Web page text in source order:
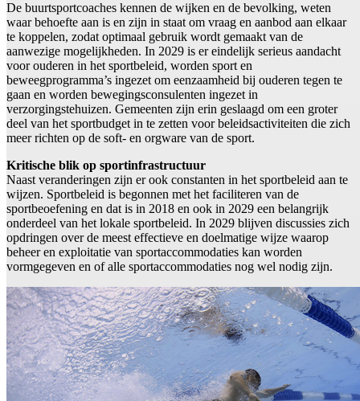
De buurtsportcoaches kennen de wijken en de bevolking, weten
waar behoefte aan is en zijn in staat om vraag en aanbod aan elkaar
te koppelen, zodat optimaal gebruik wordt gemaakt van de
aanwezige mogelijkheden. In 2029 is er eindelijk serieus aandacht
voor ouderen in het sportbeleid, worden sport en
beweegprogramma’s ingezet om eenzaamheid bij ouderen tegen te
gaan en worden bewegingsconsulenten ingezet in
verzorgingstehuizen. Gemeenten zijn erin geslaagd om een groter
deel van het sportbudget in te zetten voor beleidsactiviteiten die zich
meer richten op de soft- en orgware van de sport.
Kritische blik op sportinfrastructuur
Naast veranderingen zijn er ook constanten in het sportbeleid aan te
wijzen. Sportbeleid is begonnen met het faciliteren van de
sportbeoefening en dat is in 2018 en ook in 2029 een belangrijk
onderdeel van het lokale sportbeleid. In 2029 blijven discussies zich
opdringen over de meest effectieve en doelmatige wijze waarop
beheer en exploitatie van sportaccommodaties kan worden
vormgegeven en of alle sportaccommodaties nog wel nodig zijn.